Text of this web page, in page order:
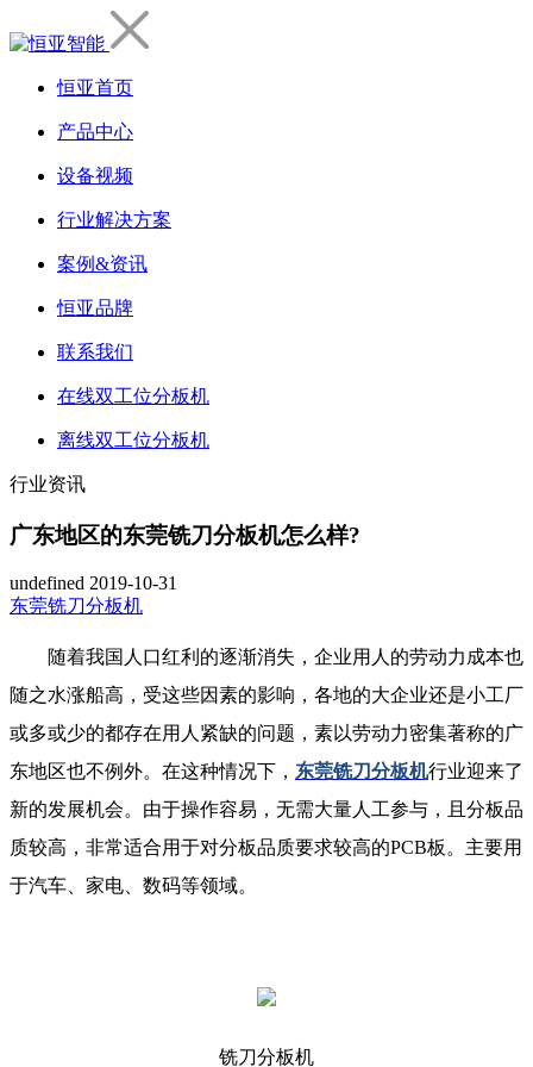
恒亚首页
产品中心
设备视频
行业解决方案
案例&资讯
恒亚品牌
联系我们
在线双工位分板机
离线双工位分板机
行业资讯
广东地区的东莞铣刀分板机怎么样?
undefined 2019-10-31
东莞铣刀分板机
随着我国人口红利的逐渐消失，企业用人的劳动力成本也
随之水涨船高，受这些因素的影响，各地的大企业还是小工厂
或多或少的都存在用人紧缺的问题，素以劳动力密集著称的广
东地区也不例外。在这种情况下， 东莞铣刀分板机行业迎来了
新的发展机会。由于操作容易，无需大量人工参与，且分板品
质较高，非常适合用于对分板品质要求较高的PCB板。主要用
于汽车、家电、数码等领域。
铣刀分板机